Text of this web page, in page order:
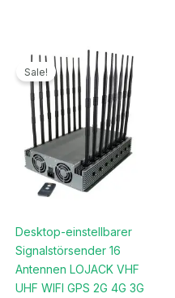
Sale!
Desktop-einstellbarer
Signalstörsender 16
Antennen LOJACK VHF
UHF WIFI GPS 2G 4G 3G
Ursprünglicher
Preis
war:
2.199,00€
Aktueller
Preis
ist:
1.599,99€.